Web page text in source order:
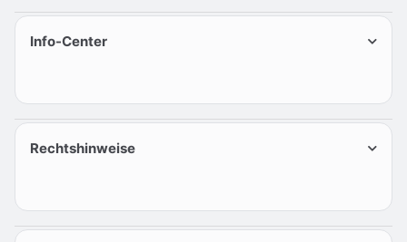
Info-Center
Rechtshinweise